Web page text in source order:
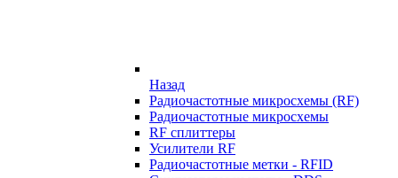
Назад
Радиочастотные микросхемы (RF)
Радиочастотные микросхемы
RF сплиттеры
Усилители RF
Радиочастотные метки - RFID